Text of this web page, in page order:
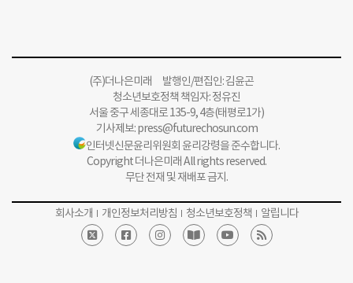
(주)더나은미래 발행인/편집인: 김윤곤
청소년보호정책 책임자: 정유진
서울 중구 세종대로 135-9, 4층(태평로1가)
기사제보:press@futurechosun.com
인터넷신문윤리위원회 윤리강령을 준수합니다.
Copyright 더나은미래 All rights reserved.
무단 전재 및 재배포 금지.
회사소개 개인정보처리방침 청소년보호정책 알립니다